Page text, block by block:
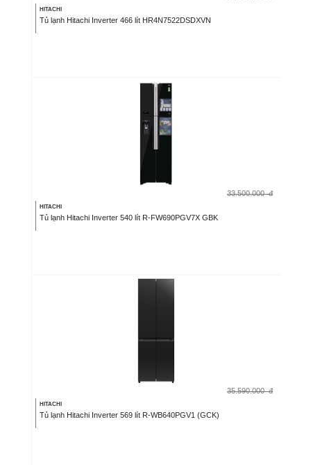
HITACHI
Tủ lạnh Hitachi Inverter 466 lít HR4N7522DSDXVN
33.500.000 đ
HITACHI
Tủ lạnh Hitachi Inverter 540 lít R-FW690PGV7X GBK
35.590.000 đ
HITACHI
Tủ lạnh Hitachi Inverter 569 lít R-WB640PGV1 (GCK)